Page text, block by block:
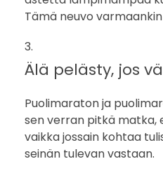
Tämä neuvo
Älä pelästy, jos
Puolimaraton ja
sen verran pitkä matka,
vaikka jossain kohtaa
seinän tulevan vastaan.